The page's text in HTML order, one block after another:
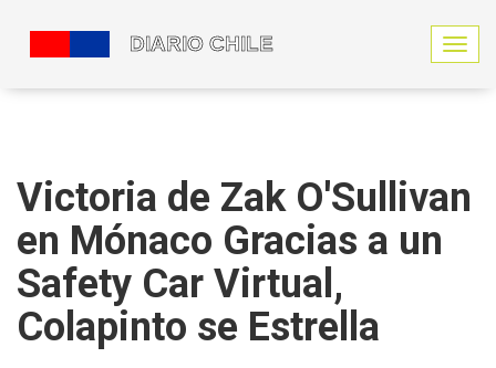
N
a
Victoria de Zak O'Sullivan
en Mónaco Gracias a un
Safety Car Virtual,
Colapinto se Estrella